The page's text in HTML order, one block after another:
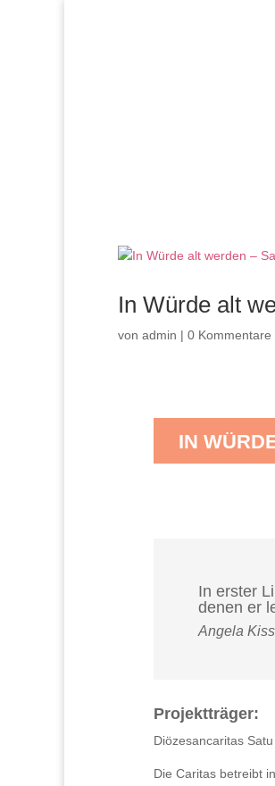
In Würde alt
von admin | 0 Kommentare
IN
In erster
denen er
Angela
Projektträger:
Diözesancaritas
Die Caritas betreibt